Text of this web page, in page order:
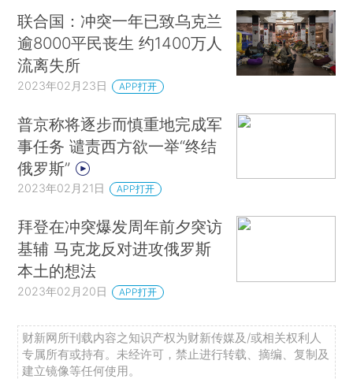
联合国：冲突一年已致乌克兰
逾8000平民丧生 约1400万人
流离失所
2023年02月23日 APP打开
普京称将逐步而慎重地完成军
事任务 谴责西方欲一举“终结
俄罗斯”
2023年02月21日 APP打开
拜登在冲突爆发周年前夕突访
基辅 马克龙反对进攻俄罗斯
本土的想法
2023年02月20日 APP打开
财新网所刊载内容之知识产权为财新传媒及/或相关权利人
专属所有或持有。未经许可，禁止进行转载、摘编、复制及
建立镜像等任何使用。